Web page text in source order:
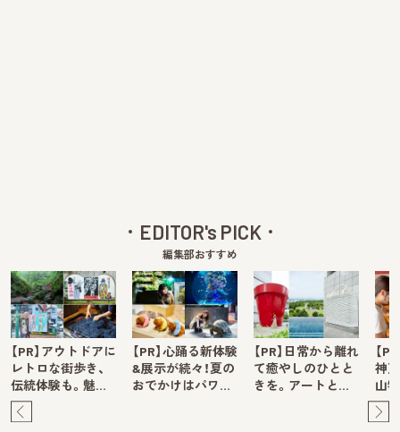
EDITOR's PICK
編集部おすすめ
【PR】アウトドアに
レトロな街歩き、
伝統体験も。魅…
【PR】心踊る新体験
&展示が続々！夏の
おでかけはパワ…
【PR】日常から離れ
て癒やしのひとと
きを。アートと…
【
神
山